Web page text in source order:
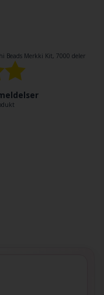
Beads Merkki Kit, 7000 deler